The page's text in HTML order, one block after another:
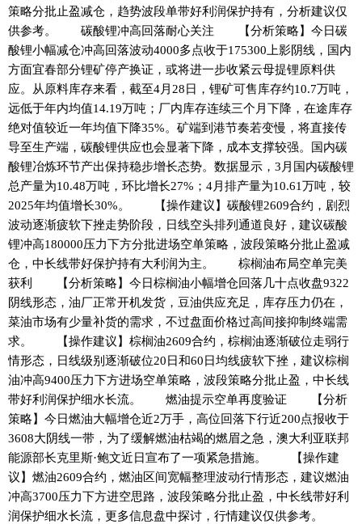
策略分批止盈减仓，趋势波段单带好利润保护持有，分析建议仅
供参考。 碳酸锂冲高回落耐心关注 【分析策略】今日碳
酸锂小幅减仓冲高回落波动4000多点收于175300上影阴线，国内
方面宜春部分锂矿停产换证，或将进一步收紧云母提锂原料供
应。从原料库存来看，截至4月28日，锂矿可售库存约10.7万吨，
远低于年内均值14.19万吨；厂内库存连续三个月下降，在途库存
绝对值较近一年均值下降35%。矿端到港节奏若变慢，将直接传
导至生产端，碳酸锂供应也会显著下降，成本支撑较强。国内碳
酸锂冶炼环节产出保持稳步增长态势。数据显示，3月国内碳酸锂
总产量为10.48万吨，环比增长27%；4月排产量为10.61万吨，较
2025年均值增长30%。 【操作建议】碳酸锂2609合约，剧烈
波动逐渐疲软下挫走势阶段，日线空头排列通道良好，建议碳酸
锂冲高180000压力下方分批进场空单策略，波段策略分批止盈减
仓，中长线带好保护持有大利润为主。 棕榈油布局空单完美
获利 【分析策略】今日棕榈油小幅增仓回落几十点收盘9322
阴线形态，油厂正常开机发货，豆油供应充足，库存压力仍在，
菜油市场有少量补货的需求，不过盘面价格过高间接抑制终端需
求。 【操作建议】棕榈油2609合约，棕榈油逐渐破位走弱行
情形态，日线级别逐渐破位20日和60日均线疲软下挫，建议棕榈
油冲高9400压力下方进场空单策略，波段策略分批止盈，中长线
带好利润保护细水长流。 燃油提示空单再度验证 【分析
策略】今日燃油大幅增仓近2万手，高位回落下行近200点报收于
3608大阴线一带，为了缓解燃油枯竭的燃眉之急，澳大利亚联邦
能源部长克里斯·鲍文近日宣布了一项紧急措施。 【操作建
议】燃油2609合约，燃油区间宽幅整理波动行情形态，建议燃油
冲高3700压力下方进空思路，波段策略分批止盈，中长线带好利
润保护细水长流，更多信息盘中探讨，行情建议仅供参考。